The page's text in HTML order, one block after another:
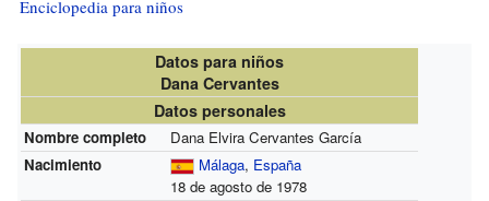
Enciclopedia para niños
Datos para niños
Dana Cervantes
Datos personales
Nombre completo
Dana Elvira Cervantes García
Nacimiento
Málaga, España
18 de agosto de 1978